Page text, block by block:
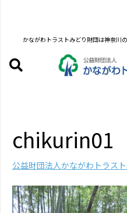
かながわトラストみどり財団は神奈川
chikurin01
公益財団法人かながわトラス